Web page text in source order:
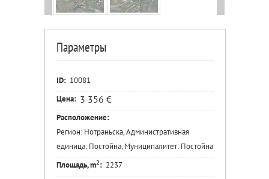
Параметры
ID: 10081
Цена: 3 356 €
Расположение:
Регион: Нотраньска, Административная
единица: Постойна, Муниципалитет: Постойна
Площадь, m2: 2237